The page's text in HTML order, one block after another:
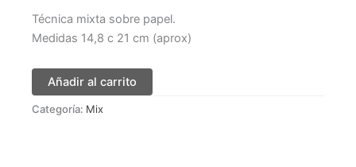
Técnica mixta sobre papel.
Medidas 14,8 c 21 cm (aprox)
Añadir al carrito
Categoría: Mix